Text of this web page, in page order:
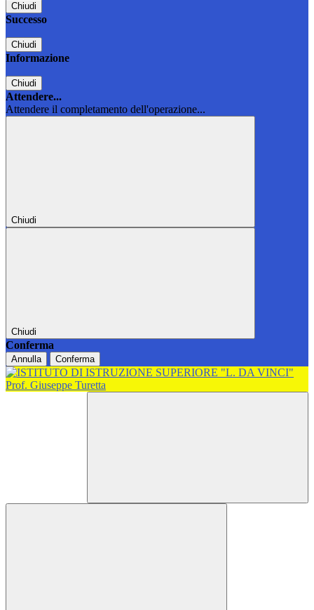
Chiudi
Successo
Chiudi
Informazione
Chiudi
Attendere...
Attendere il completamento dell'operazione...
Chiudi
Chiudi
Conferma
Annulla Conferma